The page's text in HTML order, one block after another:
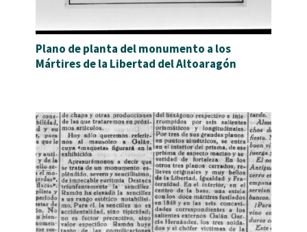
Plano de planta del monumento a los
Mártires de la Libertad del Altoaragón